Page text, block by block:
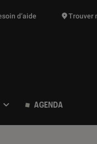
de produits vont vous
d’aide Trouver
AGENDA